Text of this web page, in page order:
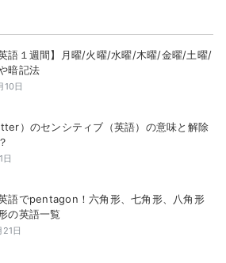
英語１週間】月曜/火曜/水曜/木曜/金曜/土曜/
暗記法
10日
）のセンシティブ（英語）の意味と解除
日
語でpentagon！六角形、七角形、八角形
の英語一覧
日